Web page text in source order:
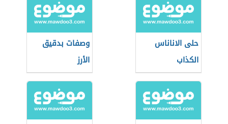
حلى الاناناس
الكذاب
وصفات بدقيق
الأرز